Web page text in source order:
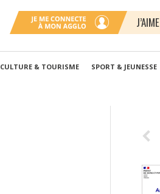
J’AIME
CULTURE & TOURISME SPORT & JEUNESSE